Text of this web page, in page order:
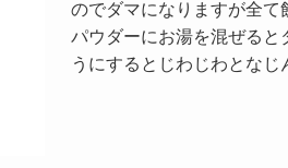
のでダマになりますが全て
パウダーにお湯を混ぜると
うにするとじわじわとなじ